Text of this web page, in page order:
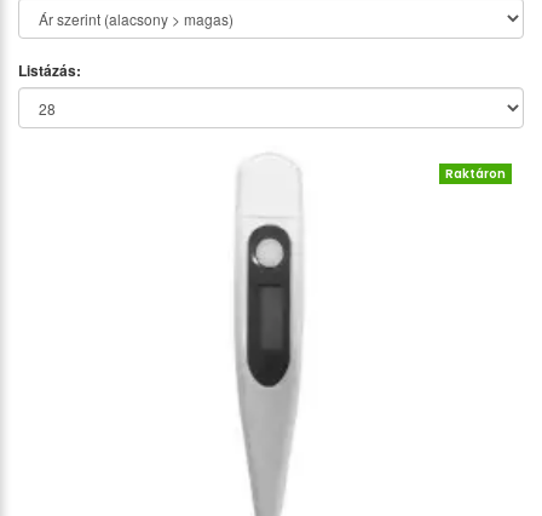
Listázás:
Raktáron